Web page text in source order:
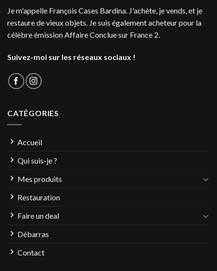
Je m'appelle François Cases Bardina. J'achète, je vends, et je
restaure de vieux objets. Je suis également acheteur pour la
célèbre émission Affaire Conclue sur France 2.
Suivez-moi sur les réseaux sociaux !
CATÉGORIES
Accueil
Qui suis-je ?
Mes produits
Restauration
Faire un deal
Débarras
Contact